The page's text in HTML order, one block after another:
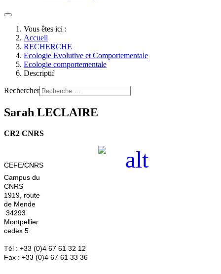
Vous êtes ici :
Accueil
RECHERCHE
Ecologie Evolutive et Comportementale
Ecologie comportementale
Descriptif
Rechercher
Sarah LECLAIRE
CR2 CNRS
CEFE/CNRS
Campus du
CNRS
1919, route
de Mende
34293
Montpellier
cedex 5
Tél : +33 (0)4 67 61 32 12
Fax : +33 (0)4 67 61 33 36